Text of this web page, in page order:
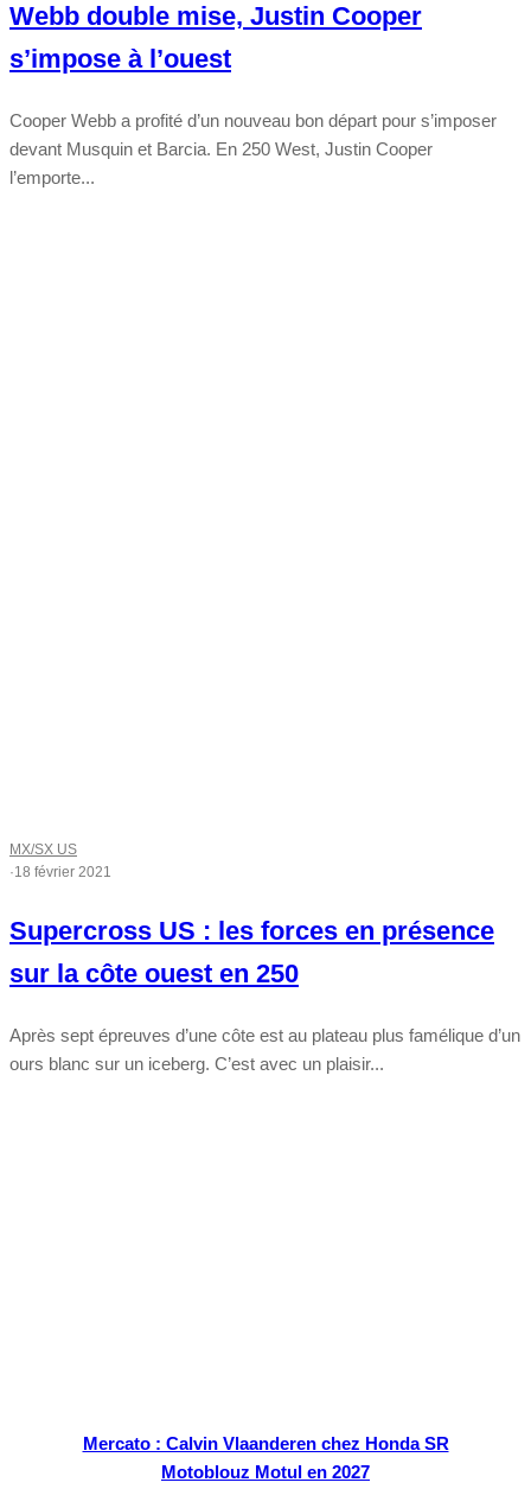
Webb double mise, Justin Cooper
s’impose à l’ouest
Cooper Webb a profité d’un nouveau bon départ pour s’imposer
devant Musquin et Barcia. En 250 West, Justin Cooper
l’emporte...
MX/SX US
·18 février 2021
Supercross US : les forces en présence
sur la côte ouest en 250
Après sept épreuves d’une côte est au plateau plus famélique d’un
ours blanc sur un iceberg. C’est avec un plaisir...
Mercato : Calvin Vlaanderen chez Honda SR
Motoblouz Motul en 2027